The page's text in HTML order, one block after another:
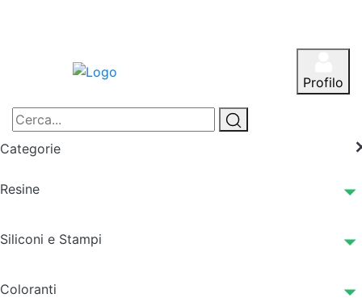
Profilo
Categorie
Resine
Siliconi e Stampi
Coloranti